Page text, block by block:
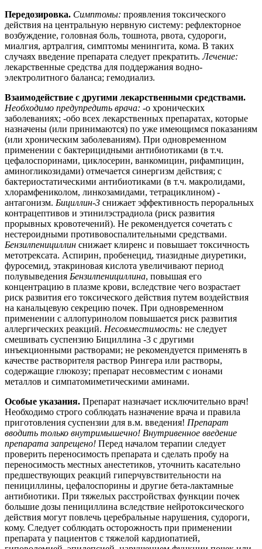
Передозировка. Симптомы: проявления токсического
действия на центральную нервную систему: рефлекторное
возбуждение, головная боль, тошнота, рвота, судороги,
миалгия, артралгия, симптомы менингита, кома. В таких
случаях введение препарата следует прекратить. Лечение:
лекарственные средства для поддержания водно-
электролитного баланса; гемодиализ.
Взаимодействие с другими лекарственными средствами.
Необходимо предупредить врача: -о хронических
заболеваниях; -обо всех лекарственных препаратах, которые
назначены (или принимаются) по уже имеющимся показаниям
(или хроническим заболеваниям). При одновременном
применении с бактерицидными антибиотиками (в т.ч.
цефалоспоринами, циклосерин, ванкомицин, рифампицин,
аминогликозидами) отмечается синергизм действия; с
бактериостатическими антибиотиками (в т.ч. макролидами,
хлорамфениколом, линкозамидами, тетрациклином) -
антагонизм. Бициллин-3 снижает эффективность пероральных
контрацептивов и этинилэстрадиола (риск развития
прорывных кровотечений). Не рекомендуется сочетать с
нестероидными противовоспалительными средствами.
Бензилпенициллин снижает клиренс и повышает токсичность
метотрексата. Аспирин, пробенецид, тиазидные диуретики,
фуросемид, этакриновая кислота увеличивают период
полувыведения Бензилпенициллина, повышая его
концентрацию в плазме крови, вследствие чего возрастает
риск развития его токсического действия путем воздействия
на канальцевую секрецию почек. При одновременном
применении с аллопуринолом повышается риск развития
аллергических реакций. Несовместимость: не следует
смешивать суспензию Бициллина -3 с другими
инъекционными растворами; не рекомендуется применять в
качестве растворителя раствор Рингера или растворы,
содержащие глюкозу; препарат несовместим с ионами
металлов и симпатомиметическими аминами.
Особые указания. Препарат назначает исключительно врач!
Необходимо строго соблюдать назначение врача и правила
приготовления суспензии для в.м. введения! Препарат
вводить только внутримышечно! Внутривенное введение
препарата запрещено! Перед началом терапии следует
проверить переносимость препарата и сделать пробу на
переносимость местных анестетиков, уточнить касательно
предшествующих реакций гиперчувствительности на
пенициллины, цефалоспорины и другие бета-лактамные
антибиотики. При тяжелых расстройствах функции почек
большие дозы пенициллина вследствие нейротоксического
действия могут повлечь церебральные нарушения, судороги,
кому. Следует соблюдать осторожность при применении
препарата у пациентов с тяжелой кардиопатией,